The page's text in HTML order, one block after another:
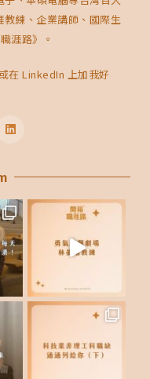
教練、企業講師、國際生
涯路》。
在 LinkedIn 上加我好
L
k
d
i
n